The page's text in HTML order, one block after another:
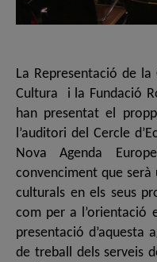
La Representació de
Cultura i la Fundació
han presentat el
l’auditori del Cercle
Nova Agenda
convenciment que
culturals en els seus
com per a l’orientació
presentació d’aquesta
de treball dels serveis